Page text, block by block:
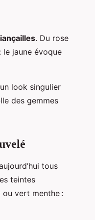
. Du rose
le jaune évoque
look singulier
des gemmes
tous
teintes
ou vert menthe :